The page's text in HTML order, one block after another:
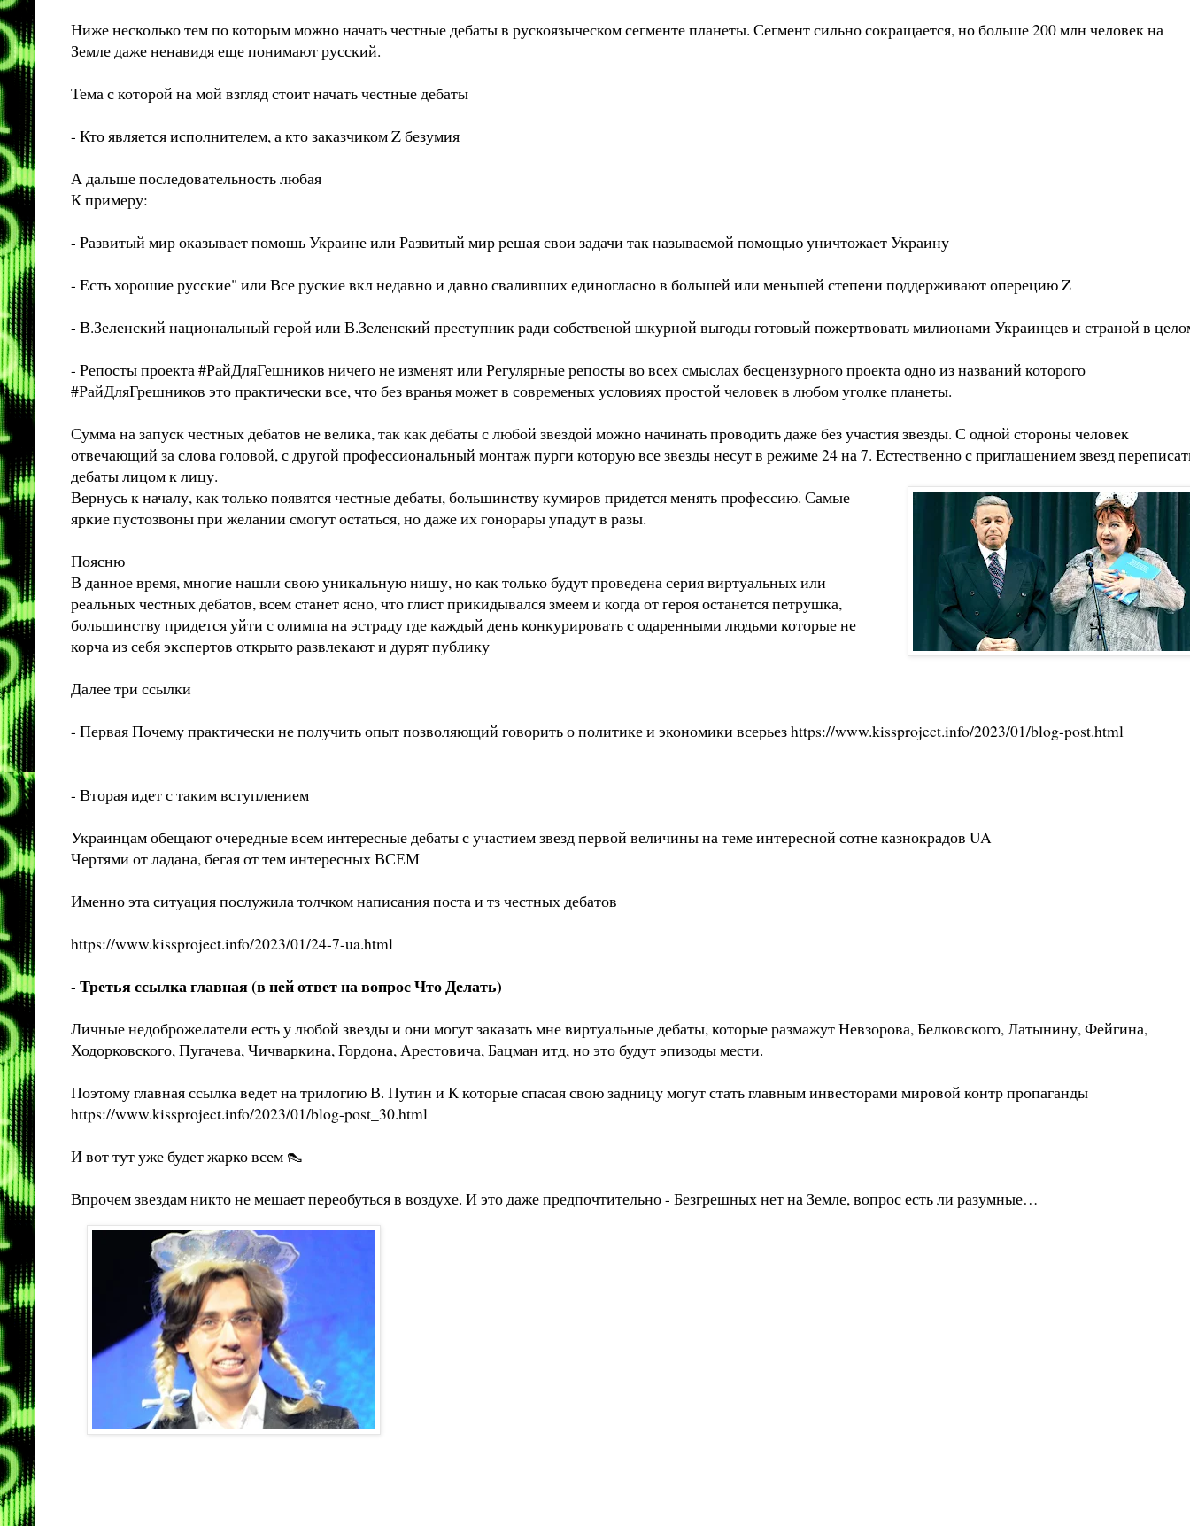
Ниже несколько тем по которым можно начать честные дебаты в рускоязыческом сегменте планеты. Сегмент сильно сокращается, но больше 200 млн человек на
Земле даже ненавидя еще понимают русский.
Тема с которой на мой взгляд стоит начать честные дебаты
- Кто является исполнителем, а кто заказчиком Z безумия
А дальше последовательность любая
К примеру:
- Развитый мир оказывает помошь Украине или Развитый мир решая свои задачи так называемой помощью уничтожает Украину
- Есть хорошие русские" или Все руские вкл недавно и давно сваливших единогласно в большей или меньшей степени поддерживают оперецию Z
- В.Зеленский национальный герой или В.Зеленский преступник ради собственой шкурной выгоды готовый пожертвовать милионами Украинцев и страной в
- Репосты проекта #РайДляГешников ничего не изменят или Регулярные репосты во всех смыслах бесцензурного проекта одно из названий которого
#РайДляГрешников это практически все, что без вранья может в современых условиях простой человек в любом уголке планеты.
Сумма на запуск честных дебатов не велика, так как дебаты с любой звездой можно начинать проводить даже без участия звезды. С одной стороны человек
отвечающий за слова головой, с другой профессиональный монтаж пурги которую все звезды несут в режиме 24 на 7. Естественно с приглашением звезд
дебаты лицом к лицу.
Вернусь к началу, как только появятся честные дебаты, большинству кумиров придется менять профессию. Самые
яркие пустозвоны при желании смогут остаться, но даже их гонорары упадут в разы.
Поясню
В данное время, многие нашли свою уникальную нишу, но как только будут проведена серия виртуальных или
реальных честных дебатов, всем станет ясно, что глист прикидывался змеем и когда от героя останется петрушка,
большинству придется уйти с олимпа на эстраду где каждый день конкурировать с одаренными людьми которые не
корча из себя экспертов открыто развлекают и дурят публику
Далее три ссылки
- Первая Почему практически не получить опыт позволяющий говорить о политике и экономики всерьезhttps://www.kissproject.info/2023/01/blog-post.html
- Вторая идет с таким вступлением
Украинцам обещают очередные всем интересные дебаты с участием звезд первой величины на теме интересной сотне казнокрадов UA
Чертями от ладана, бегая от тем интересных ВСЕМ
Именно эта ситуация послужила толчком написания поста и тз честных дебатов
https://www.kissproject.info/2023/01/24-7-ua.html
- Третья ссылка главная (в ней ответ на вопрос Что Делать)
Личные недоброжелатели есть у любой звезды и они могут заказать мне виртуальные дебаты, которые размажут Невзорова, Белковского, Латынину, Фейгина,
Ходорковского, Пугачева, Чичваркина, Гордона, Арестовича, Бацман итд, но это будут эпизоды мести.
Поэтому главная ссылка ведет на трилогию В. Путин и К которые спасая свою задницу могут стать главным инвесторами мировой контр пропаганды
https://www.kissproject.info/2023/01/blog-post_30.html
И вот тут уже будет жарко всем 👠
Впрочем звездам никто не мешает переобуться в воздухе. И это даже предпочтительно - Безгрешных нет на Земле, вопрос есть ли разумные…